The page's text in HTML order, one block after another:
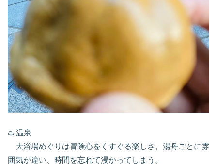
♨️ 温泉
大浴場めぐりは冒険心をくすぐる楽しさ。湯舟ごとに雰
囲気が違い、時間を忘れて浸かってしまう。